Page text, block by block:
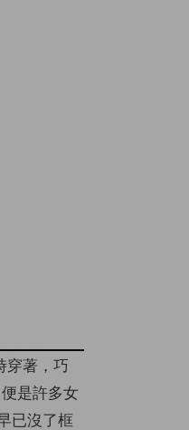
穿著，巧
是許多女
已沒了框